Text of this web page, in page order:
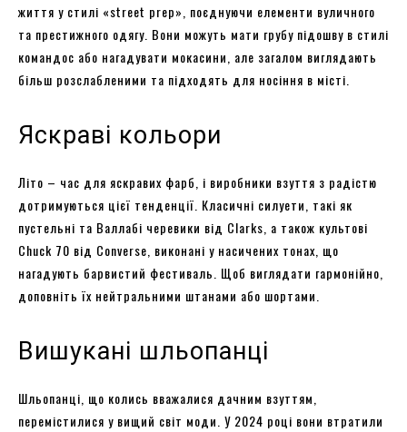
життя у стилі «street prep», поєднуючи елементи вуличного
та престижного одягу. Вони можуть мати грубу підошву в стилі
командос або нагадувати мокасини, але загалом виглядають
більш розслабленими та підходять для носіння в місті.
Яскраві кольори
Літо – час для яскравих фарб, і виробники взуття з радістю
дотримуються цієї тенденції. Класичні силуети, такі як
пустельні та Валлабі черевики від Clarks, а також культові
Chuck 70 від Converse, виконані у насичених тонах, що
нагадують барвистий фестиваль. Щоб виглядати гармонійно,
доповніть їх нейтральними штанами або шортами.
Вишукані шльопанці
Шльопанці, що колись вважалися дачним взуттям,
перемістилися у вищий світ моди. У 2024 році вони втратили